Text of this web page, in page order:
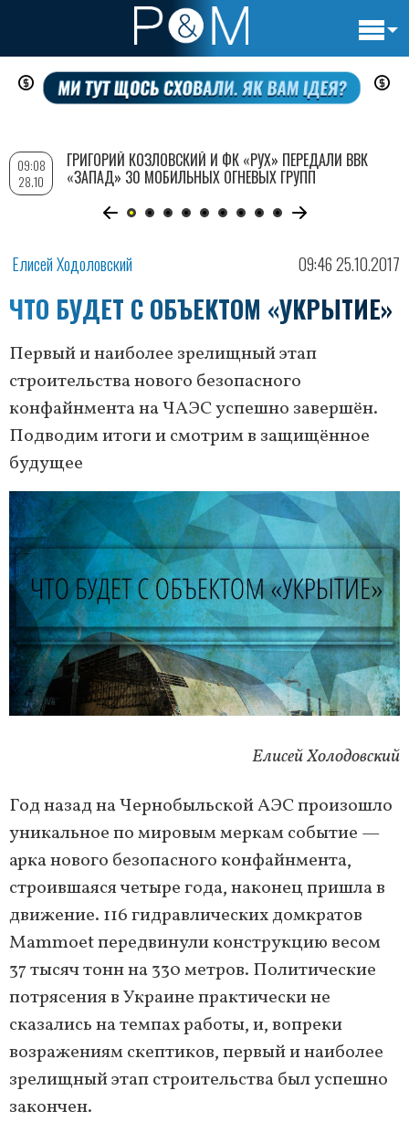
Перейти
содержанию
Елисей Ходоловский 09:46 25.10.2017
ЧТО БУДЕТ С ОБЪЕКТОМ «УКРЫТИЕ»
Первый и наиболее зрелищный этап
строительства нового безопасного
конфайнмента на ЧАЭС успешно завершён.
Подводим итоги и смотрим в защищённое
будущее
Елисей Холодовский
Год назад на Чернобыльской АЭС произошло
уникальное по мировым меркам событие —
арка нового безопасного конфайнмента,
строившаяся четыре года, наконец пришла в
движение. 116 гидравлических домкратов
Mammoet передвинули конструкцию весом
37 тысяч тонн на 330 метров. Политические
потрясения в Украине практически не
сказались на темпах работы, и, вопреки
возражениям скептиков, первый и наиболее
зрелищный этап строительства был успешно
закончен.
09:08
28.10
ГРИГОРИЙ КОЗЛОВСКИЙ И ФК «РУХ» ПЕРЕДАЛИ ВВК
«ЗАПАД» 30 МОБИЛЬНЫХ ОГНЕВЫХ ГРУПП